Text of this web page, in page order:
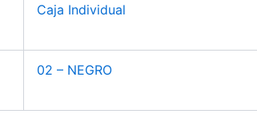
Caja Individual
02 – NEGRO